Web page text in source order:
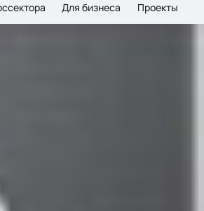
Для бизнеса Проекты